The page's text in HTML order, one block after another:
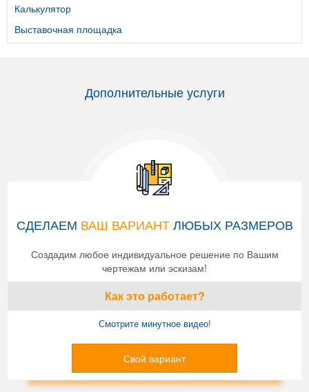
Калькулятор
Выставочная площадка
Дополнительные услуги
СДЕЛАЕМ ВАШ ВАРИАНТЛЮБЫХ РАЗМЕРОВ
Создадим любое индивидуальное решение по Вашим
чертежам или эскизам!
Как это работает?
Смотрите минутное видео!
Свой вариант